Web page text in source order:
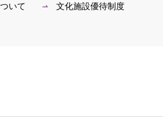
いて 文化施設優待制度